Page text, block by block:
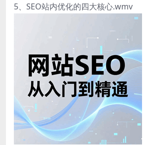
5、SEO站内优化的四大核心.wmv